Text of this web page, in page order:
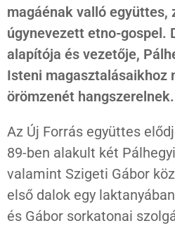
magáénak valló együttes,
úgynevezett etno-gospel.
alapítója és vezetője,
Isteni magasztalásaikhoz
örömzenét hangszerelnek.
Az Új Forrás együttes
89-ben alakult két
valamint Szigeti Gábor
első dalok egy
és Gábor sorkatonai